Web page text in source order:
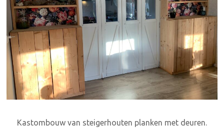
Kastombouw van steigerhouten planken met deuren.